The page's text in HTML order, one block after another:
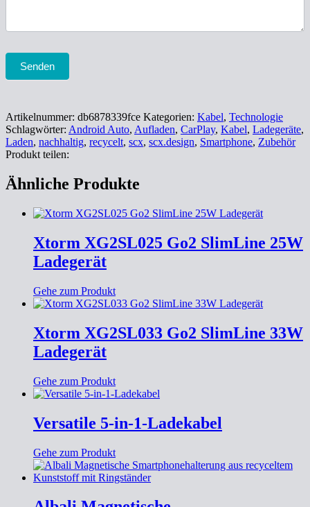
Senden
Artikelnummer: db6878339fce Kategorien: Kabel, Technologie
Schlagwörter: Android Auto, Aufladen, CarPlay, Kabel, Ladegeräte,
Laden, nachhaltig, recycelt, scx, scx.design, Smartphone, Zubehör
Produkt teilen:
Ähnliche Produkte
Xtorm XG2SL025 Go2 SlimLine 25W
Ladegerät
Gehe zum Produkt
Xtorm XG2SL033 Go2 SlimLine 33W
Ladegerät
Gehe zum Produkt
Versatile 5-in-1-Ladekabel
Gehe zum Produkt